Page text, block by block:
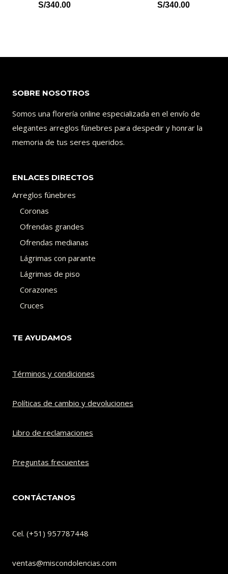
S/340.00 S/340.00
SOBRE NOSOTROS
Somos una florería online especializada en el envío de
elegantes arreglos fúnebres para despedir y honrar la
memoria de tus seres queridos.
ENLACES DIRECTOS
Arreglos fúnebres
Coronas
Ofrendas grandes
Ofrendas medianas
Lágrimas con parante
Lágrimas de piso
Corazones
Cruces
TE AYUDAMOS
Términos y condiciones
Políticas de cambio y devoluciones​
Libro de reclamaciones
Preguntas frecuentes
CONTÁCTANOS
Cel. (+51) 957787448
ventas@miscondolencias.com